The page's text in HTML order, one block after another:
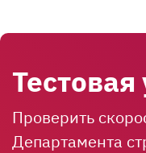
Тестовая
Проверить
Департамента